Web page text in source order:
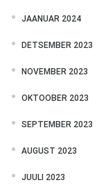
JAANUAR 2024
DETSEMBER 2023
NOVEMBER 2023
OKTOOBER 2023
SEPTEMBER 2023
AUGUST 2023
JUULI 2023